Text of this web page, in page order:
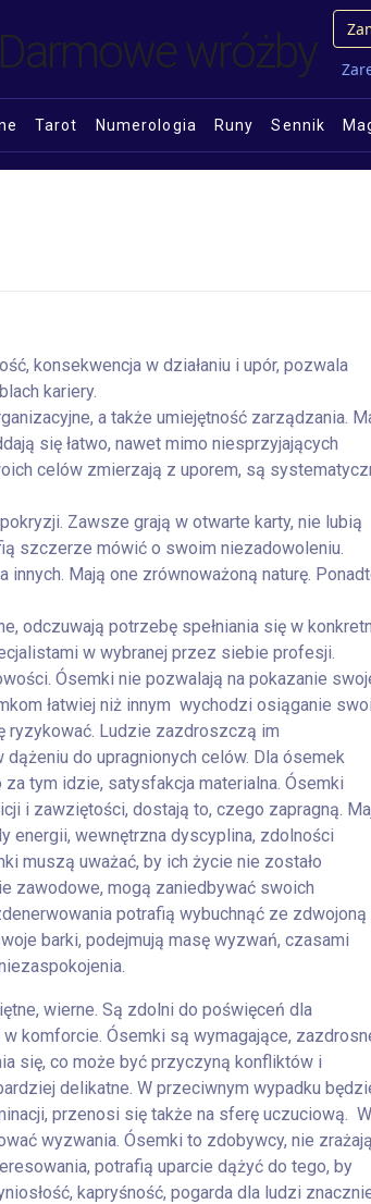
Tarot Numerologia Runy Sennik
konsekwencja w działaniu i upór, pozwala
kariery.
a także umiejętność zarządzania.
się łatwo, nawet mimo niesprzyjających
celów zmierzają z uporem, są
Zawsze grają w otwarte karty, nie lubią
szczerze mówić o swoim niezadowoleniu.
Mają one zrównoważoną naturę.
odczuwają potrzebę spełniania się w
w wybranej przez siebie profesji.
Ósemki nie pozwalają na pokazanie
łatwiej niż innym wychodzi osiąganie
ryzykować. Ludzie zazdroszczą im
do upragnionych celów. Dla ósemek
tym idzie, satysfakcja materialna. Ósemki
i zawziętości, dostają to, czego zapragną.
energii, wewnętrzna dyscyplina, zdolności
muszą uważać, by ich życie nie zostało
zawodowe, mogą zaniedbywać swoich
potrafią wybuchnąć ze zdwojoną
barki, podejmują masę wyzwań, czasami
wierne. Są zdolni do poświęceń dla
komforcie. Ósemki są wymagające,
się, co może być przyczyną konfliktów i
delikatne. W przeciwnym wypadku
przenosi się także na sferę uczuciową. W
wyzwania. Ósemki to zdobywcy, nie zrażają
potrafią uparcie dążyć do tego, by
kapryśność, pogarda dla ludzi